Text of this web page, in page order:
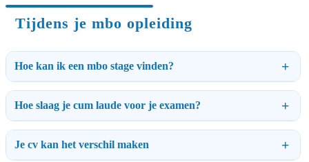
Tijdens je mbo opleiding
Hoe kan ik een mbo stage vinden?
Hoe slaag je cum laude voor je examen?
Je cv kan het verschil maken